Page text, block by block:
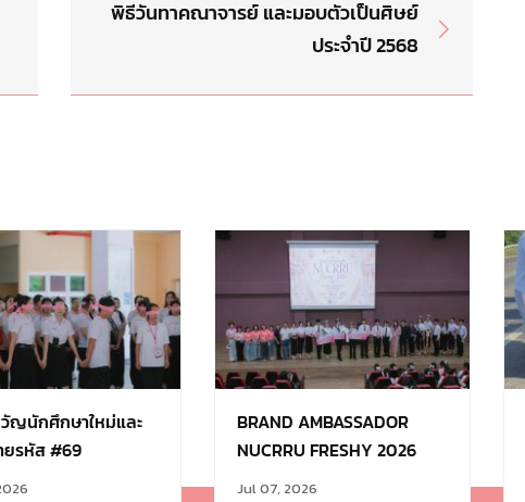
พิธีวันทาคณาจารย์ และมอบตัวเป็นศิษย์
ประจำปี 2568
ญนักศึกษาใหม่และ
ยรหัส #69
BRAND AMBASSADOR
NUCRRU FRESHY 2026
Jul 07, 2026